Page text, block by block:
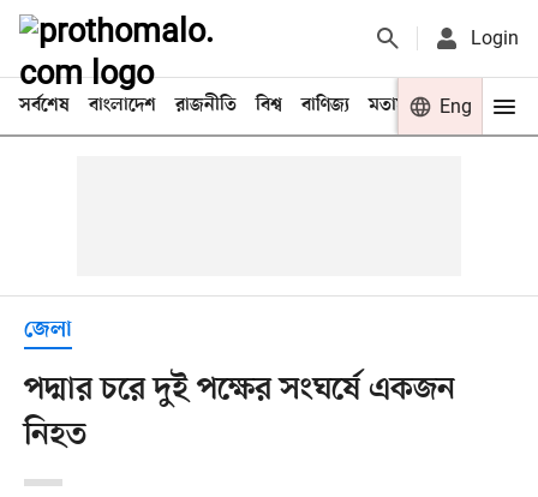
Login
সর্বশেষ বাংলাদেশ রাজনীতি বিশ্ব বাণিজ্য মতামত খেলা
Eng
জেলা
পদ্মার চরে দুই পক্ষের সংঘর্ষে একজন
নিহত